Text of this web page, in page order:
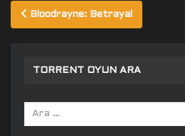
Yazı
gezinmesi
Bloodrayne: Betrayal
TORRENT OYUN ARA
Arama
yap: